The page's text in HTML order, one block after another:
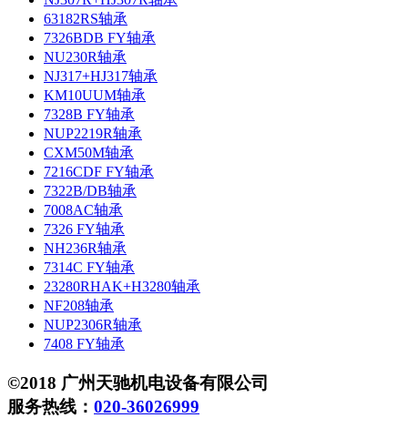
63182RS轴承
7326BDB FY轴承
NU230R轴承
NJ317+HJ317轴承
KM10UUM轴承
7328B FY轴承
NUP2219R轴承
CXM50M轴承
7216CDF FY轴承
7322B/DB轴承
7008AC轴承
7326 FY轴承
NH236R轴承
7314C FY轴承
23280RHAK+H3280轴承
NF208轴承
NUP2306R轴承
7408 FY轴承
©2018 广州天驰机电设备有限公司
服务热线： 020-36026999